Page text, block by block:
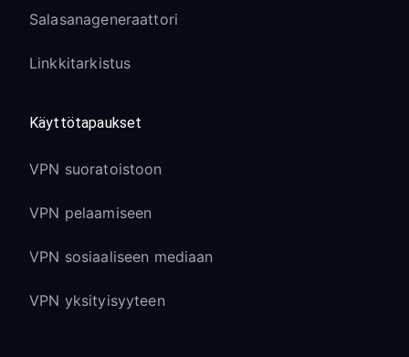
Salasanageneraattori
Linkkitarkistus
Käyttötapaukset
VPN suoratoistoon
VPN pelaamiseen
VPN sosiaaliseen mediaan
VPN yksityisyyteen